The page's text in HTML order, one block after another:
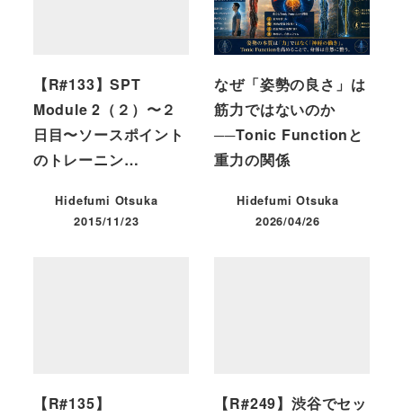
【R#133】SPT
Module 2（２）〜２
日目〜ソースポイント
のトレーニン…
Hidefumi Otsuka
投稿日
2015/11/23
なぜ「姿勢の良さ」は
筋力ではないのか
──Tonic Functionと
重力の関係
Hidefumi Otsuka
投稿日
2026/04/26
【R#135】
【R#249】渋谷でセッ